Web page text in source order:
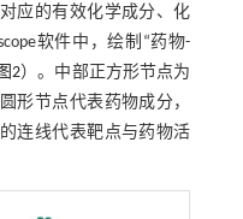
应的有效化学成分、化
软件中，绘制“药物-
2）。中部正方形节点为
形节点代表药物成分，
连线代表靶点与药物活